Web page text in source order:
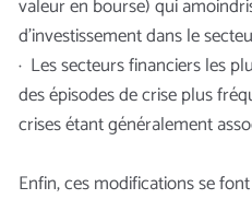
valeur en bourse) qui
d’investissement dans le
· Les secteurs financiers les
des épisodes de crise plus
crises étant généralement
Enfin, ces modifications se